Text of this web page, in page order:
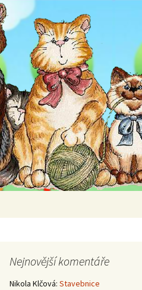
Nejnovější komentáře
Nikola Klčová: Stavebnice